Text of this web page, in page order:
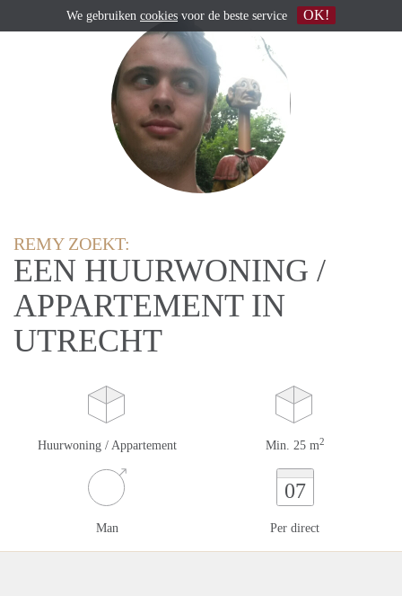
REMY ZOEKT:
EEN HUURWONING /
APPARTEMENT IN
UTRECHT
Huurwoning / Appartement Min. 25 m2
Man
07
Per direct
We gebruiken cookies voor de beste service OK!